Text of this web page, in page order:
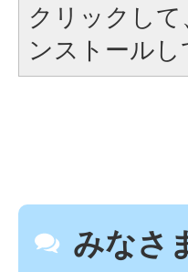
クリックし
ンストールし
みなさ